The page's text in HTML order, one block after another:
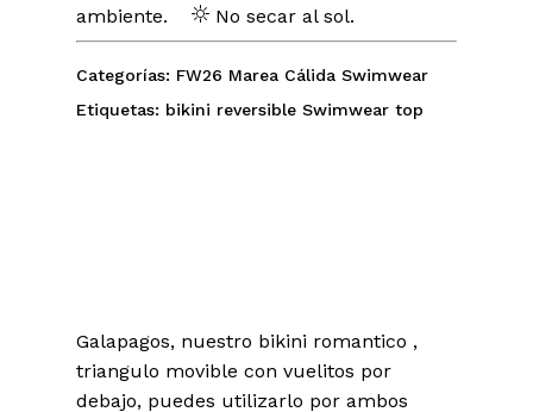
ambiente.
No secar al sol.
Categorías: FW26 Marea Cálida Swimwear
Etiquetas: bikini reversible Swimwear top
Galapagos, nuestro bikini romantico ,
triangulo movible con vuelitos por
debajo, puedes utilizarlo por ambos